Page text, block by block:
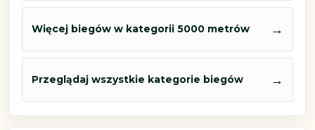
Więcej biegów w kategorii 5000 metrów →
Przeglądaj wszystkie kategorie biegów →